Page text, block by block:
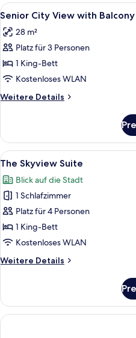
Alle
Fotos
für
Senior
City
View
with
Balcony
8
Senior City View with Balcony
28 m²
Platz für 3 Personen
1 King-Bett
Kostenloses WLAN
Weitere Details
Weitere
City
View
with
Balcony
Alle
Fotos
für
The
Skyview
Suite
anzeigen
4
The Skyview Suite
Blick auf die Stadt
1 Schlafzimmer
Platz für 4 Personen
1 King-Bett
Kostenloses WLAN
Weitere Details
Weitere
Skyview
Suite